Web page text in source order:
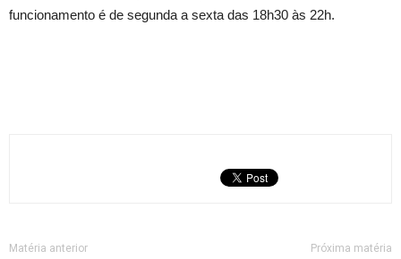
funcionamento é de segunda a sexta das 18h30 às 22h.
Matéria anterior Próxima matéria